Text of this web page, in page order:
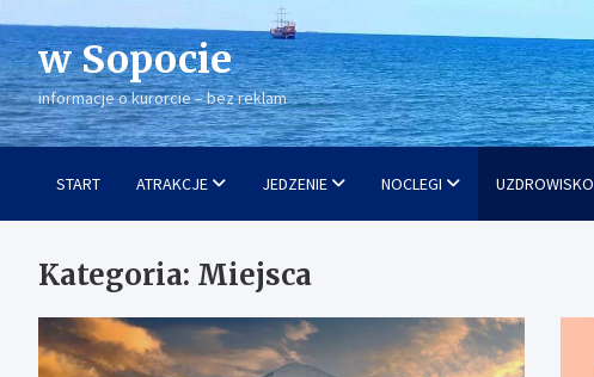
to
contentw Sopocie
informacje o kurorcie – bez reklam
START ATRAKCJE JEDZENIE NOCLEGI UZDROWISKO
Kategoria: Miejsca